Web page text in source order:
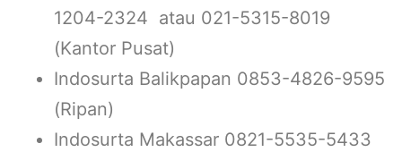
1204-2324 atau 021-5315-8019
(Kantor Pusat)
Indosurta Balikpapan 0853-4826-9595
(Ripan)
Indosurta Makassar 0821-5535-5433